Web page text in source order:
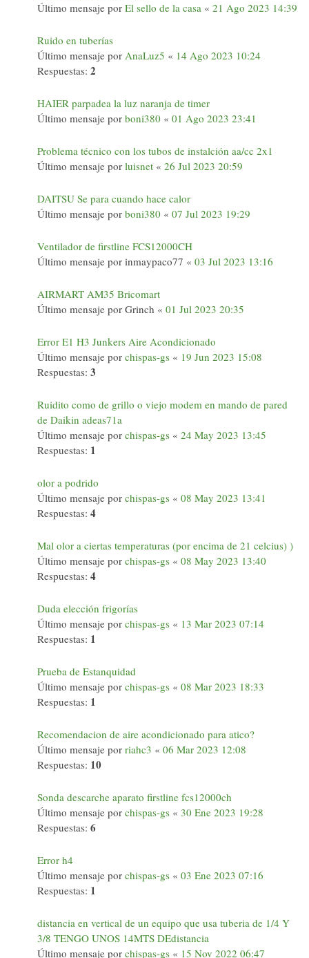
Último mensaje por El sello de la casa « 21 Ago 2023 14:39
Ruido en tuberías
Último mensaje por AnaLuz5 « 14 Ago 2023 10:24
Respuestas: 2
HAIER parpadea la luz naranja de timer
Último mensaje por boni380 « 01 Ago 2023 23:41
Problema técnico con los tubos de instalción aa/cc 2x1
Último mensaje por luisnet « 26 Jul 2023 20:59
DAITSU Se para cuando hace calor
Último mensaje por boni380 « 07 Jul 2023 19:29
Ventilador de firstline FCS12000CH
Último mensaje por inmaypaco77 « 03 Jul 2023 13:16
AIRMART AM35 Bricomart
Último mensaje por Grinch « 01 Jul 2023 20:35
Error E1 H3 Junkers Aire Acondicionado
Último mensaje por chispas-gs « 19 Jun 2023 15:08
Respuestas: 3
Ruidito como de grillo o viejo modem en mando de pared
de Daikin adeas71a
Último mensaje por chispas-gs « 24 May 2023 13:45
Respuestas: 1
olor a podrido
Último mensaje por chispas-gs « 08 May 2023 13:41
Respuestas: 4
Mal olor a ciertas temperaturas (por encima de 21 celcius) )
Último mensaje por chispas-gs « 08 May 2023 13:40
Respuestas: 4
Duda elección frigorías
Último mensaje por chispas-gs « 13 Mar 2023 07:14
Respuestas: 1
Prueba de Estanquidad
Último mensaje por chispas-gs « 08 Mar 2023 18:33
Respuestas: 1
Recomendacion de aire acondicionado para atico?
Último mensaje por riahc3 « 06 Mar 2023 12:08
Respuestas: 10
Sonda descarche aparato firstline fcs12000ch
Último mensaje por chispas-gs « 30 Ene 2023 19:28
Respuestas: 6
Error h4
Último mensaje por chispas-gs « 03 Ene 2023 07:16
Respuestas: 1
distancia en vertical de un equipo que usa tuberia de 1/4 Y
3/8 TENGO UNOS 14MTS DEdistancia
Último mensaje por chispas-gs « 15 Nov 2022 06:47